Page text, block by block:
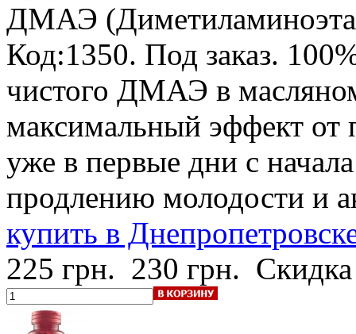
ДМАЭ
Код:1350. Под заказ.
чистого ДМАЭ в
максимальный эффект от
уже в первые дни с
продлению молодости и
купить в
225 грн. 230 грн.